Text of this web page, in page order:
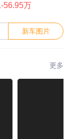
56.95万
新车图片
更多